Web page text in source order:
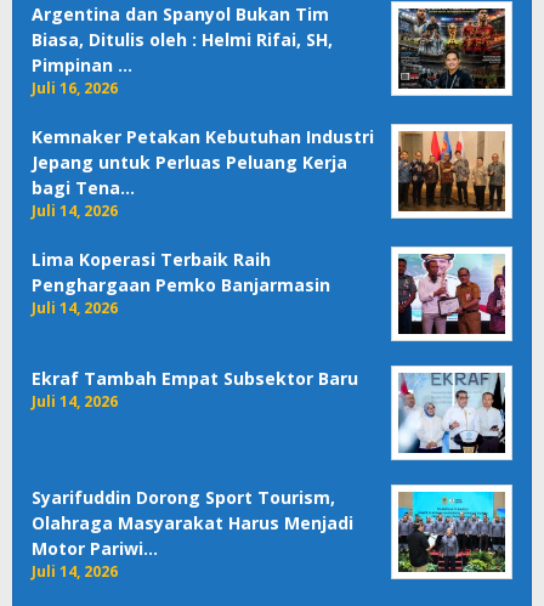
Argentina dan Spanyol Bukan Tim
Biasa, Ditulis oleh : Helmi Rifai, SH,
Pimpinan …
Juli 16, 2026
Kemnaker Petakan Kebutuhan Industri
Jepang untuk Perluas Peluang Kerja
bagi Tena…
Juli 14, 2026
Lima Koperasi Terbaik Raih
Penghargaan Pemko Banjarmasin
Juli 14, 2026
Ekraf Tambah Empat Subsektor Baru
Juli 14, 2026
Syarifuddin Dorong Sport Tourism,
Olahraga Masyarakat Harus Menjadi
Motor Pariwi…
Juli 14, 2026